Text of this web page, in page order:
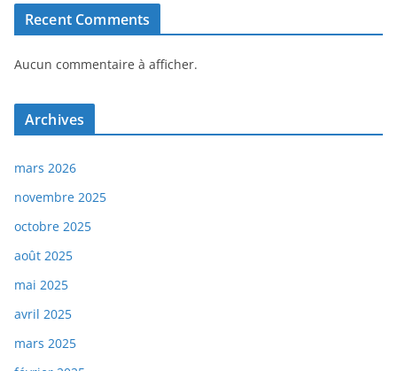
Recent Comments
Aucun commentaire à afficher.
Archives
mars 2026
novembre 2025
octobre 2025
août 2025
mai 2025
avril 2025
mars 2025